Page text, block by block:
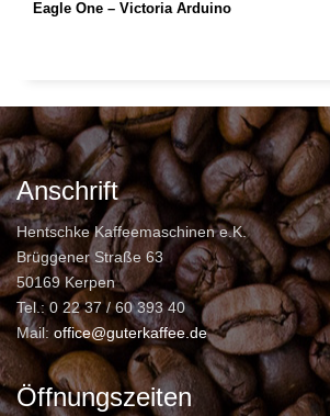
Eagle One – Victoria Arduino
Anschrift
Hentschke Kaffeemaschinen e.K.
Brüggener Straße 63
50169 Kerpen
Tel.: 0 22 37 / 60 393 40
Mail: office@guterkaffee.de
Öffnungszeiten